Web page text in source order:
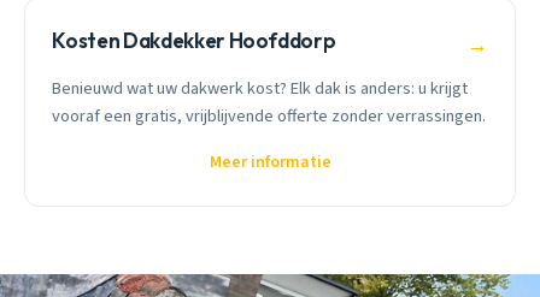
Kosten Dakdekker Hoofddorp →
Benieuwd wat uw dakwerk kost? Elk dak is anders: u krijgt
vooraf een gratis, vrijblijvende offerte zonder verrassingen.
Meer informatie